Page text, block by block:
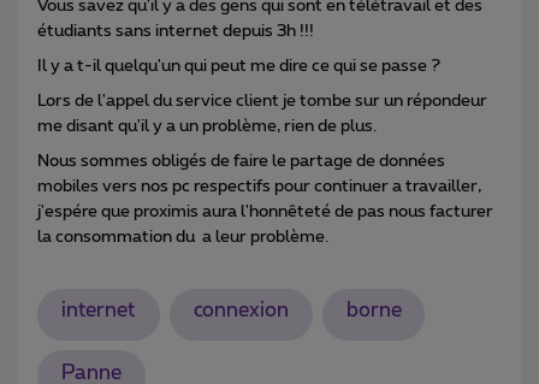
Vous savez qu'il y a des gens qui sont en télétravail et des
étudiants sans internet depuis 3h !!!
Il y a t-il quelqu'un qui peut me dire ce qui se passe ?
Lors de l'appel du service client je tombe sur un répondeur
me disant qu'il y a un problème, rien de plus.
Nous sommes obligés de faire le partage de données
mobiles vers nos pc respectifs pour continuer a travailler,
j'espére que proximis aura l'honnêteté de pas nous facturer
la consommation du a leur problème.
internet connexion borne
Panne